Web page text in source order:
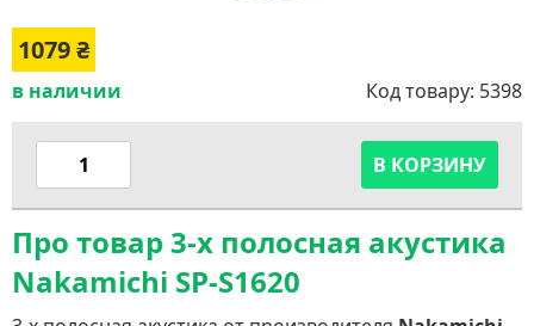
1079₴
в наличии Код товару: 5398
В КОРЗИНУ
Про товар 3-х полосная акустика
Nakamichi SP-S1620